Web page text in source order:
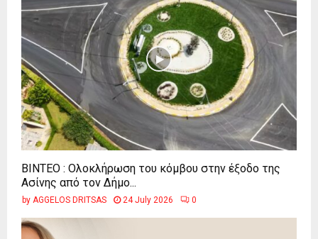
ΒΙΝΤΕΟ : Ολοκλήρωση του κόμβου στην έξοδο της
Ασίνης από τον Δήμο...
by AGGELOS DRITSAS 24 July 2026 0